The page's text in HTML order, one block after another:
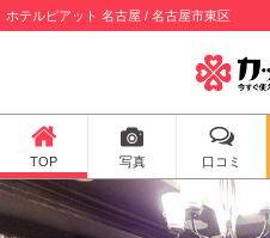
ホテルピアット 名古屋 / 名古屋市東区
TOP 写真 口コミ